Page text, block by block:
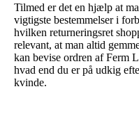
Tilmed er det en hjælp at
vigtigste bestemmelser i
hvilken returneringsret
relevant, at man altid
kan bevise ordren af Ferm
hvad end du er på udkig
kvinde.